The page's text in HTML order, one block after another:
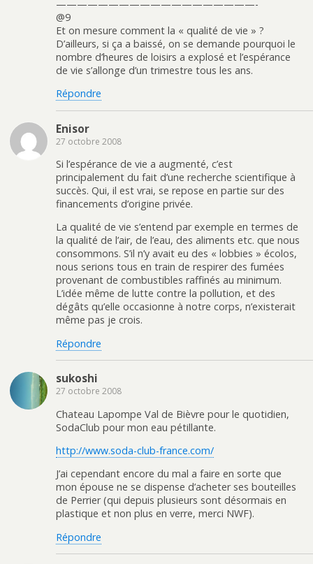
———————————————————-
@9
Et on mesure comment la « qualité de vie » ?
D’ailleurs, si ça a baissé, on se demande pourquoi le
nombre d’heures de loisirs a explosé et l’espérance
de vie s’allonge d’un trimestre tous les ans.
Répondre
Enisor
27 octobre 2008
Si l’espérance de vie a augmenté, c’est
principalement du fait d’une recherche scientifique à
succès. Qui, il est vrai, se repose en partie sur des
financements d’origine privée.
La qualité de vie s’entend par exemple en termes de
la qualité de l’air, de l’eau, des aliments etc. que nous
consommons. S’il n’y avait eu des « lobbies » écolos,
nous serions tous en train de respirer des fumées
provenant de combustibles raffinés au minimum.
L’idée même de lutte contre la pollution, et des
dégâts qu’elle occasionne à notre corps, n’existerait
même pas je crois.
Répondre
sukoshi
27 octobre 2008
Chateau Lapompe Val de Bièvre pour le quotidien,
SodaClub pour mon eau pétillante.
http://www.soda-club-france.com/
J’ai cependant encore du mal a faire en sorte que
mon épouse ne se dispense d’acheter ses bouteilles
de Perrier (qui depuis plusieurs sont désormais en
plastique et non plus en verre, merci NWF).
Répondre